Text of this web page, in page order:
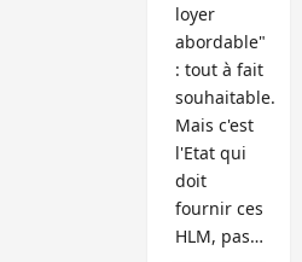
loyer
abordable"
: tout à fait
souhaitable.
Mais c'est
l'Etat qui
doit
fournir ces
HLM, pas…